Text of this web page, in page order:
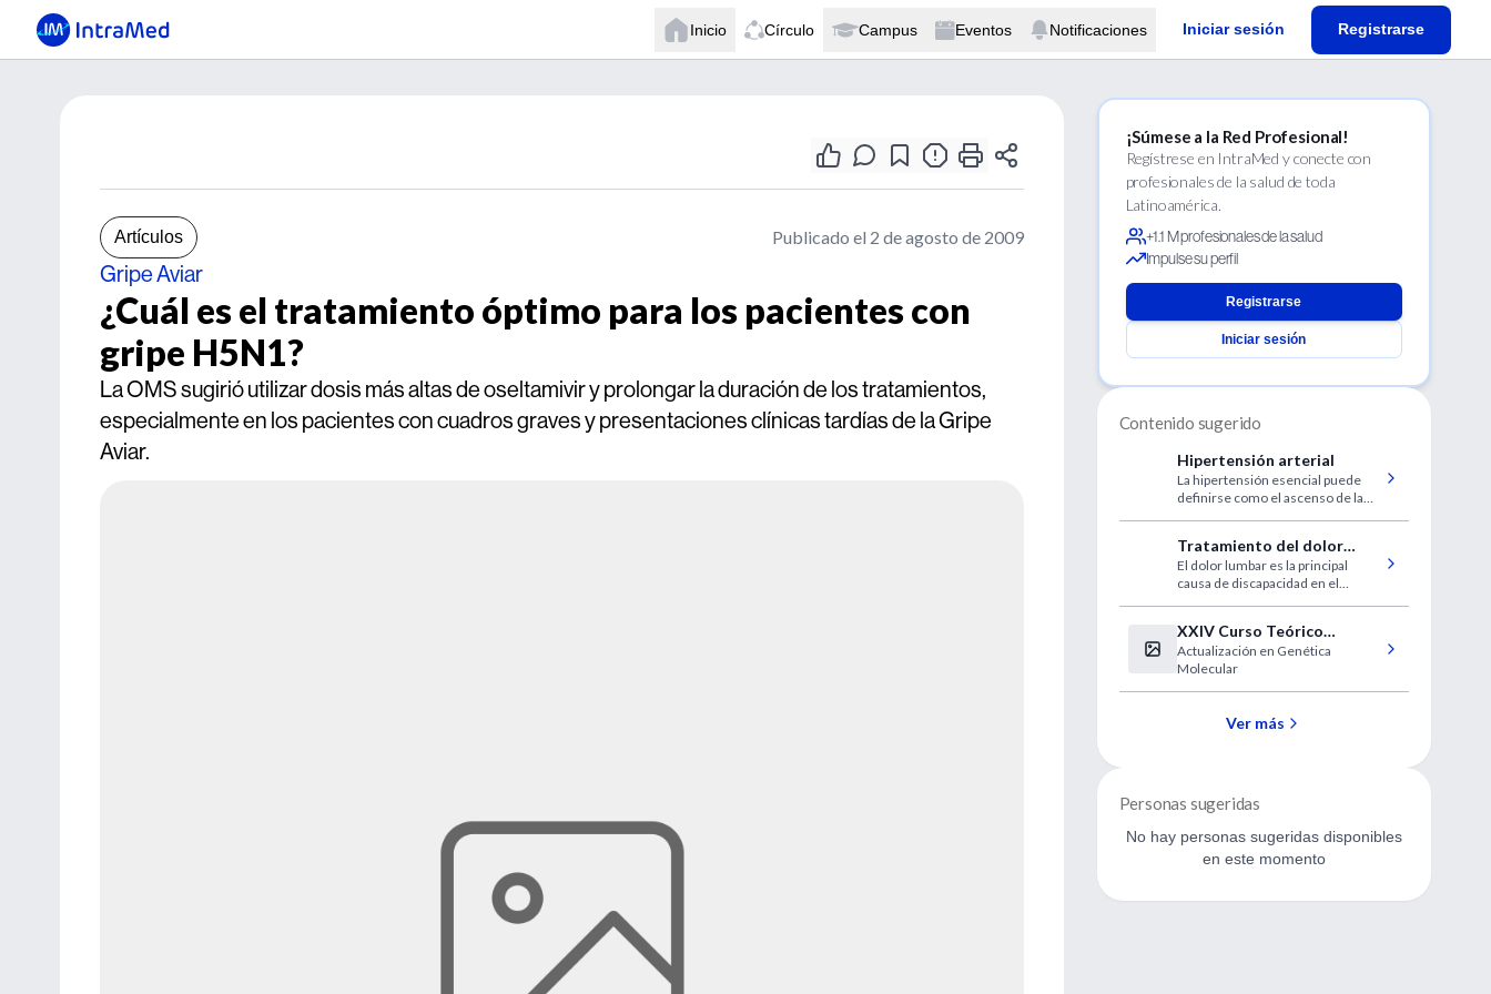
Inicio Círculo Campus Eventos Notificaciones Iniciar sesión Registrarse
Artículos Publicado el 2 de agosto de 2009
Gripe Aviar
¿Cuál es el tratamiento óptimo para los pacientes con
gripe H5N1?
La OMS sugirió utilizar dosis más altas de oseltamivir y prolongar la duración de los tratamientos,
especialmente en los pacientes con cuadros graves y presentaciones clínicas tardías de la Gripe
Aviar.
¡Súmese a la Red Profesional!
Regístrese en IntraMed y conecte con
profesionales de la salud de toda
Latinoamérica.
+1.1 M profesionales de la salud
Impulse su perfil
Registrarse
Iniciar sesión
Contenido sugerido
Hipertensión arterial
La hipertensión esencial puede
definirse como el ascenso de la
riesgo de eventos cerebrales,
cardíacos y renales.
Tratamiento del dolor
lumbar
El dolor lumbar es la principal
causa de discapacidad en el
XXIV Curso Teórico
Práctico de Actualización
en Genética Molecular
Actualización en Genética
Molecular
Ver más
Personas sugeridas
No hay personas sugeridas disponibles
en este momento